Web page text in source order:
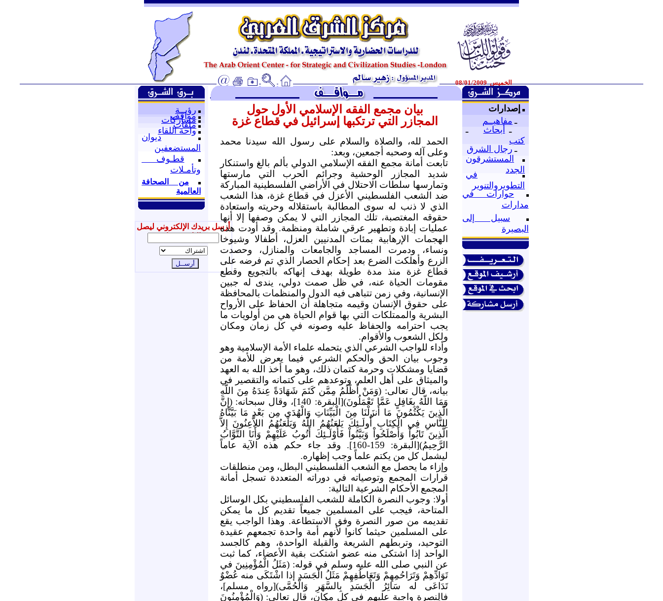
ـ
الخميس 08/01/2009
رؤيــة
مواقف
مشاركات
ملفات
واحة اللقاء
ديوان
المستضعفين
قطـوف
وتأمـلات
من الصحافة
العالمية
أرسل بريدك الإلكتروني ليصل
إليك جديدنا
إصدارات
ـ مفاهيــم
ـ
أبحاث
ـ
كتب
ـ رجال الشرق
المستشرقون
الجدد
في
التطويروالتنوير
حوارات في
مدارات
سبيل إلى
البصيرة
بيان مجمع الفقه الإسلامي الأول حول
المجازر التي ترتكبها إسرائيل في قطاع غزة
الحمد لله، والصلاة والسلام على رسول الله سيدنا محمد
وعلى آله وصحبه أجمعين، وبعد:
تابعت أمانة مجمع الفقه الإسلامي الدولي بألم بالغ واستنكار
شديد المجازر الوحشية وجرائم الحرب التي مارستها
وتمارسها سلطات الاحتلال في الأراضي الفلسطينية المباركة
ضد الشعب الفلسطيني الأعزل في قطاع غزة، هذا الشعب
الذي لا ذنب له سوى المطالبة باستقلاله وحريته واستعادة
حقوقه المغتصبة، تلك المجازر التي لا يمكن وصفها إلا أنها
عمليات إبادة وتطهير عرقي شاملة ومنظمة. وقد أودت هذه
الهجمات الإرهابية بمئات المدنيين العزل، أطفالا وشيوخا
ونساء، ودمرت المساجد والجامعات والمنازل، وحصدت
الزرع وأهلكت الضرع بعد إحكام الحصار الذي تم فرضه على
قطاع غزة منذ مدة طويلة بهدف إنهاكه بالتجويع وقطع
مقومات الحياة عنه، في ظل صمت دولي، يندى له جبين
الإنسانية، وفي زمن تتباهى فيه الدول والمنظمات بالمحافظة
على حقوق الإنسان وقيمه متجاهلة أن الحفاظ على الأرواح
البشرية والممتلكات التي بها قوام الحياة هي من أولويات ما
يجب احترامه والحفاظ عليه وصونه في كل زمان ومكان
ولكل الشعوب والأقوام.
وأداء للواجب الشرعي الذي يتحمله علماء الأمة الإسلامية وهو
وجوب بيان الحق والحكم الشرعي فيما يعرض للأمة من
قضايا ومشكلات وحرمة كتمان ذلك، وهو ما أخذ الله به العهد
والميثاق على أهل العلم، وتوعدهم على كتمانه والتقصير في
بيانه، قال تعالى: (وَمَنْ أَظْلَمُ مِمَّن كَتَمَ شَهَادَةً عِندَهُ مِنَ اللّهِ
وَمَا اللّهُ بِغَافِلٍ عَمَّا تَعْمَلُونَ)[البقرة: 140]، وقال سبحانه: (إِنَّ
الَّذِينَ يَكْتُمُونَ مَا أَنزَلْنَا مِنَ الْبَيِّنَاتِ وَالْهُدَى مِن بَعْدِ مَا بَيَّنَّاهُ
لِلنَّاسِ فِي الْكِتَابِ أُولَـئِكَ يَلعَنُهُمُ اللّهُ وَيَلْعَنُهُمُ اللاَّعِنُونَ إِلاَّ
الَّذِينَ تَابُواْ وَأَصْلَحُواْ وَبَيَّنُواْ فَأُوْلَـئِكَ أَتُوبُ عَلَيْهِمْ وَأَنَا التَّوَّابُ
الرَّحِيمُ)[البقرة: 159-160]. وقد جاء حكم هذه الآية عاماً
ليشمل كل من يكتم علماً وجب إظهاره.
وإزاء ما يحصل مع الشعب الفلسطيني البطل، ومن منطلقات
قرارات المجمع وتوصياته في دوراته المتعددة تسجل أمانة
المجمع الأحكام الشرعية التالية:
أولا: وجوب النصرة الكاملة للشعب الفلسطيني بكل الوسائل
المتاحة، فيجب على المسلمين جميعاً تقديم كل ما يمكن
تقديمه من صور النصرة وفق الاستطاعة. وهذا الواجب يقع
على المسلمين حيثما كانوا لأنهم أمة واحدة تجمعهم عقيدة
التوحيد، وتربطهم الشريعة والقبلة الواحدة، وهم كالجسد
الواحد إذا اشتكى منه عضو اشتكت بقية الأعضاء، كما ثبت
عن النبي صلى الله عليه وسلم في قوله: (مَثَلُ الْمُؤْمِنِينَ في
تَوَادِّهِمْ وَتَرَاحُمِهِمْ وَتَعَاطُفِهِمْ مَثَلُ الْجَسَدِ إذا اشْتَكَى منه عُضْوٌ
تَدَاعَى له سَائِرُ الْجَسَدِ بِالسَّهَرِ وَالْحُمَّى)[رواه مسلم]،
فالنصرة واجبة عليهم في كل مكان، قال تعالى: (وَالْمُؤْمِنُونَ